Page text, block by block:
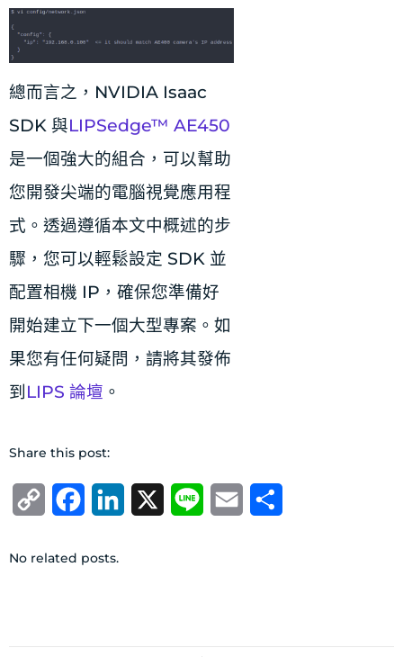
總而言之，NVIDIA Isaac
SDK 與LIPSedge™ AE450
是一個強大的組合，可以幫助
您開發尖端的電腦視覺應用程
式。透過遵循本文中概述的步
驟，您可以輕鬆設定 SDK 並
配置相機 IP，確保您準備好
開始建立下一個大型專案。如
果您有任何疑問，請將其發佈
到LIPS 論壇 。
Share this post:
Copy
FacebookLinkedIn Line Email
No related posts.